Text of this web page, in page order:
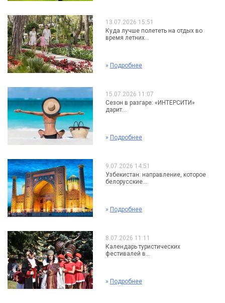
13.07.2026 15:51
Куда лучше полететь на отдых во
время летних...
» Подробнее
15.07.2026 11:07
Сезон в разгаре: «ИНТЕРСИТИ»
дарит...
» Подробнее
9.07.2026 14:51
Узбекистан: направление, которое
белорусские...
» Подробнее
8.07.2026 11:11
Календарь туристических
фестивалей в...
» Подробнее